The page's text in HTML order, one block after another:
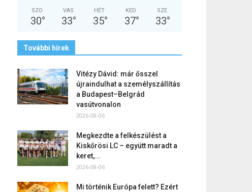
SZO
30°
VAS
33°
HÉT
35°
KED
37°
SZE
33°
További hírek
Vitézy Dávid: már ősszel
újraindulhat a személyszállítás
a Budapest–Belgrád
vasútvonalon
2026-08-06
Megkezdte a felkészülést a
Kiskőrösi LC – együtt maradt a
keret,...
2026-08-06
Mi történik Európa felett? Ezért